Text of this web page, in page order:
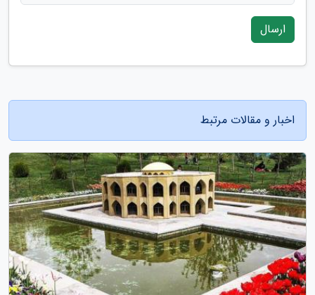
ارسال
اخبار و مقالات مرتبط